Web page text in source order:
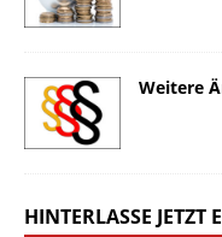
Weitere
HINTERLASSE